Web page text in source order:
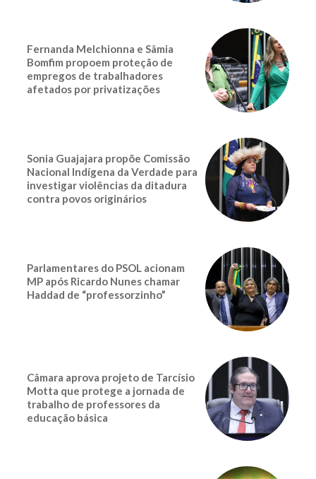
Fernanda Melchionna e Sâmia
Bomfim propoem proteção de
empregos de trabalhadores
afetados por privatizações
Sonia Guajajara propõe Comissão
Nacional Indígena da Verdade para
investigar violências da ditadura
contra povos originários
Parlamentares do PSOL acionam
MP após Ricardo Nunes chamar
Haddad de “professorzinho”
Câmara aprova projeto de Tarcísio
Motta que protege a jornada de
trabalho de professores da
educação básica